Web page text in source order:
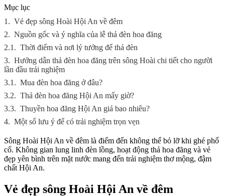
Mục lục
1. Vẻ đẹp sông Hoài Hội An về đêm
2. Nguồn gốc và ý nghĩa của lễ thả đèn hoa đăng
2.1. Thời điểm và nơi lý tưởng để thả đèn
3. Hướng dẫn thả đèn hoa đăng trên sông Hoài chi tiết cho người
lần đầu trải nghiệm
3.1. Mua đèn hoa đăng ở đâu?
3.2. Thả đèn hoa đăng Hội An mấy giờ?
3.3. Thuyền hoa đăng Hội An giá bao nhiêu?
4. Một số lưu ý để có trải nghiệm trọn vẹn
Sông Hoài Hội An về đêm là điểm đến không thể bỏ lỡ khi ghé phố
cổ. Không gian lung linh đèn lồng, hoạt động thả hoa đăng và vẻ
đẹp yên bình trên mặt nước mang đến trải nghiệm thơ mộng, đậm
chất Hội An.
Vẻ đẹp sông Hoài Hội An về đêm